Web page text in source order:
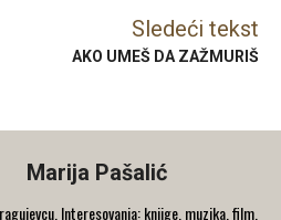
Sledeći tekst
AKO UMEŠ DA ZAŽMURIŠ
Marija Pašalić
Interesovanja: knjige, muzika, film,